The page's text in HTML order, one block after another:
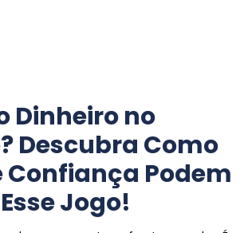
Dinheiro no
Descubra Como
Confiança Podem
Jogo!